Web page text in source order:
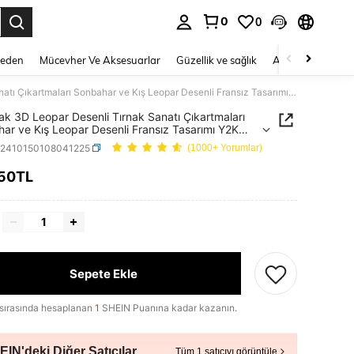
0 0
Mücevher Ve Aksesuarlar Güzellik ve sağlık Ayakkabı
2 Yaprak 3D Leopar Desenli Tırnak Sanatı Çıkartmaları Sonbahar ve Kış Leopar Desenli Fransız Tasarımı Y2K Charm Tırnak Çıkartmaları Hayvan Desenli Kendinden Yapışkanlı Tırnak Malzemeleri Tırnaklar
3D Leopar Desenli Tırnak Sanatı Çıkartmaları
ve Kış Leopar Desenli Fransız Tasarımı Y2K
Çıkartmaları Hayvan Desenli Kendinden
Tırnak Malzemeleri Tırnaklar
(1000+ Yorumlar)
AND AVAILABILITY
Sepete Ekle
hesaplanan 1 SHEIN Puanına kadar kazanın.
Diğer Satıcılar Tüm 1 satıcıyı görüntüle